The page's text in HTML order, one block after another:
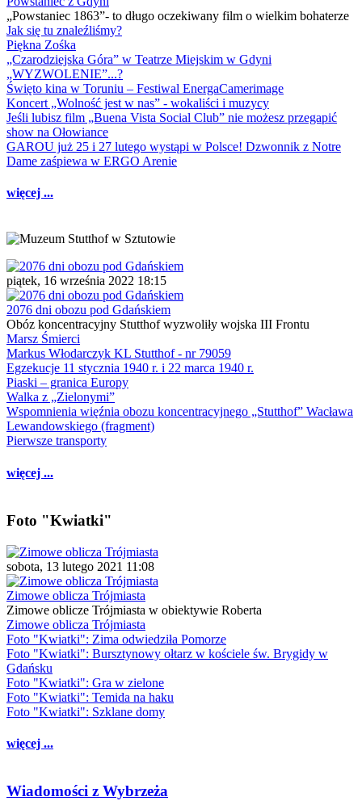
„Powstaniec 1863”- to długo oczekiwany film o wielkim bohaterze
Jak się tu znaleźliśmy?
Piękna Zośka
„Czarodziejska Góra” w Teatrze Miejskim w Gdyni
„WYZWOLENIE”...?
Święto kina w Toruniu – Festiwal EnergaCamerimage
Koncert „Wolność jest w nas” - wokaliści i muzycy
Jeśli lubisz film „Buena Vista Social Club” nie możesz przegapić
show na Ołowiance
GAROU już 25 i 27 lutego wystąpi w Polsce! Dzwonnik z Notre
Dame zaśpiewa w ERGO Arenie
więcej ...
piątek, 16 września 2022 18:15
2076 dni obozu pod Gdańskiem
Obóz koncentracyjny Stutthof wyzwoliły wojska III Frontu
Marsz Śmierci
Markus Włodarczyk KL Stutthof - nr 79059
Egzekucje 11 stycznia 1940 r. i 22 marca 1940 r.
Piaski – granica Europy
Walka z „Zielonymi”
Wspomnienia więźnia obozu koncentracyjnego „Stutthof” Wacława
Lewandowskiego (fragment)
Pierwsze transporty
więcej ...
Foto "Kwiatki"
sobota, 13 lutego 2021 11:08
Zimowe oblicza Trójmiasta
Zimowe oblicze Trójmiasta w obiektywie Roberta
Zimowe oblicza Trójmiasta
Foto "Kwiatki": Zima odwiedziła Pomorze
Foto "Kwiatki": Bursztynowy ołtarz w kościele św. Brygidy w
Gdańsku
Foto "Kwiatki": Gra w zielone
Foto "Kwiatki": Temida na haku
Foto "Kwiatki": Szklane domy
więcej ...
Wiadomości z Wybrzeża